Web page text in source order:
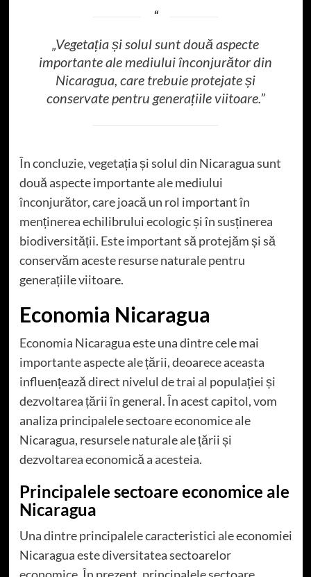
„Vegetația și solul sunt două aspecte
importante ale mediului înconjurător din
Nicaragua, care trebuie protejate și
conservate pentru generațiile viitoare.”
În concluzie, vegetația și solul din Nicaragua sunt
două aspecte importante ale mediului
înconjurător, care joacă un rol important în
menținerea echilibrului ecologic și în susținerea
biodiversității. Este important să protejăm și să
conservăm aceste resurse naturale pentru
generațiile viitoare.
Economia Nicaragua
Economia Nicaragua este una dintre cele mai
importante aspecte ale țării, deoarece aceasta
influențează direct nivelul de trai al populației și
dezvoltarea țării în general. În acest capitol, vom
analiza principalele sectoare economice ale
Nicaragua, resursele naturale ale țării și
dezvoltarea economică a acesteia.
Principalele sectoare economice ale
Nicaragua
Una dintre principalele caracteristici ale economiei
Nicaragua este diversitatea sectoarelor